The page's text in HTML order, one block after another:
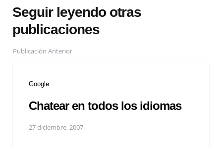
Seguir leyendo otras
publicaciones
Publicación Anterior
Google
Chatear en todos los idiomas
27 diciembre, 2007